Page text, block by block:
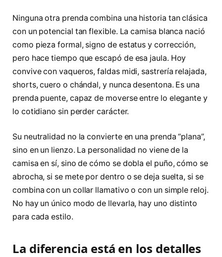
Ninguna otra prenda combina una historia tan clásica
con un potencial tan flexible. La camisa blanca nació
como pieza formal, signo de estatus y corrección,
pero hace tiempo que escapó de esa jaula. Hoy
convive con vaqueros, faldas midi, sastrería relajada,
shorts, cuero o chándal, y nunca desentona. Es una
prenda puente, capaz de moverse entre lo elegante y
lo cotidiano sin perder carácter.
Su neutralidad no la convierte en una prenda “plana”,
sino en un lienzo. La personalidad no viene de la
camisa en sí, sino de cómo se dobla el puño, cómo se
abrocha, si se mete por dentro o se deja suelta, si se
combina con un collar llamativo o con un simple reloj.
No hay un único modo de llevarla, hay uno distinto
para cada estilo.
La diferencia está en los detalles